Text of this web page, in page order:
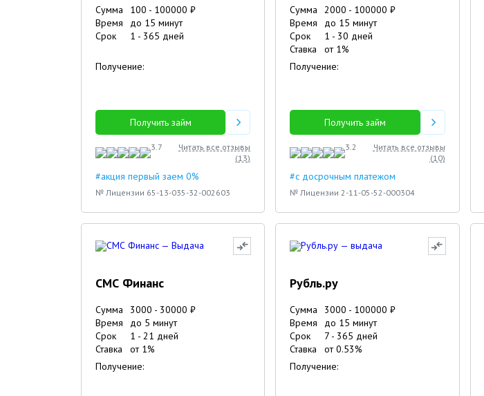
Сумма 100 - 100000 ₽
Время
до 15 минут
Срок
1 - 365 дней
Получение:
Получить займ
3.7
Читать все отзывы
(13)
#акция первый заем 0%
№ Лицензии 65-13-035-32-002603
Сумма 2000 - 100000 ₽
Время
до 15 минут
Срок
1 - 30 дней
Ставка
от 1%
Получение:
Получить займ
3.2
Читать все отзывы
(10)
#с досрочным платежом
№ Лицензии 2-11-05-52-000304
СМС Финанс
Сумма 3000 - 30000 ₽
Время
до 5 минут
Срок
1 - 21 дней
Ставка
от 1%
Получение:
Рубль.ру
Сумма 3000 - 100000 ₽
Время
до 15 минут
Срок
7 - 365 дней
Ставка
от0.53%
Получение: